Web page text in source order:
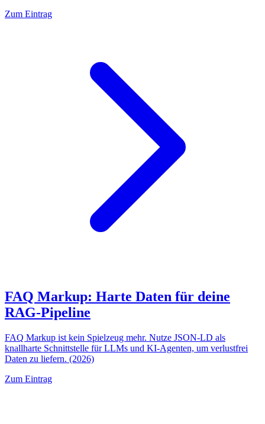
Zum Eintrag
FAQ Markup: Harte Daten für deine
RAG-Pipeline
FAQ Markup ist kein Spielzeug mehr. Nutze JSON-LD als
knallharte Schnittstelle für LLMs und KI-Agenten, um verlustfrei
Daten zu liefern. (2026)
Zum Eintrag